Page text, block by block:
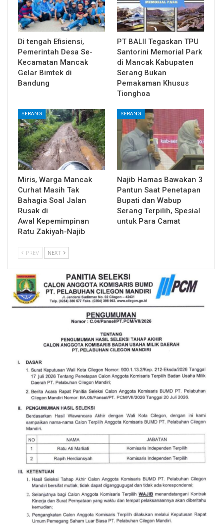
Di tengah Efisiensi,
Pemerintah Desa Se-
Kecamatan Mancak
Gelar Bimtek di
Bandung
PT BALII Tegaskan TPU
Santorini Memorial Park
di Mancak Kabupaten
Serang Bukan
Pemakaman Khusus
Tionghoa
SERANG
Miris, Warga Mancak
Curhat Masih Tak
Bahagia Soal Jalan
Rusak di
Awal Kepemimpinan
Ratu Zakiyah-Najib
SERANG
Najib Hamas Bawakan 3
Pantun Saat Penetapan
Bupati dan Wabup
Serang Terpilih, Spesial
untuk Para Camat
PREV NEXT